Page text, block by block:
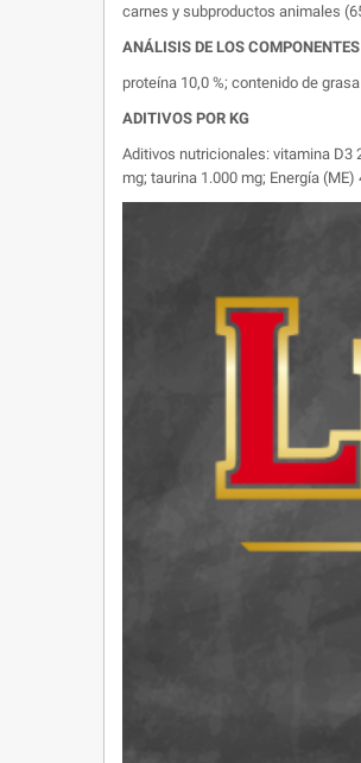
carnes y subproductos animales
ANÁLISIS DE LOS COMPONENTES
proteína 10,0 %; contenido de
ADITIVOS POR KG
Aditivos nutricionales: vitamina D3
mg; taurina 1.000 mg; Energía